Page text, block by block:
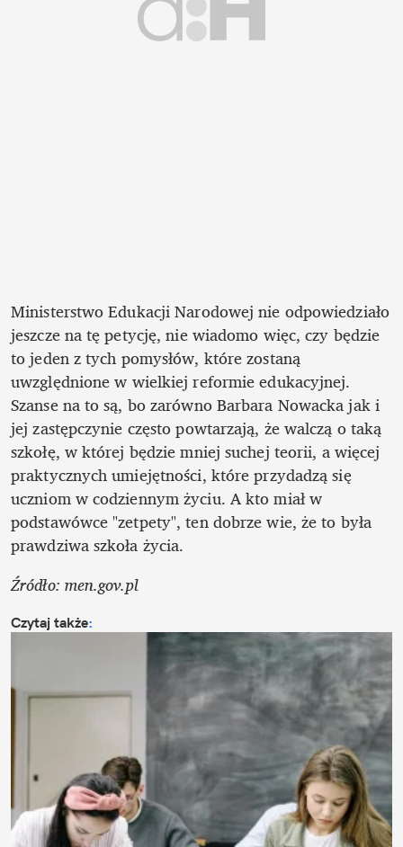
Ministerstwo Edukacji Narodowej nie odpowiedziało
jeszcze na tę petycję, nie wiadomo więc, czy będzie
to jeden z tych pomysłów, które zostaną
uwzględnione w wielkiej reformie edukacyjnej.
Szanse na to są, bo zarówno Barbara Nowacka jak i
jej zastępczynie często powtarzają, że walczą o taką
szkołę, w której będzie mniej suchej teorii, a więcej
praktycznych umiejętności, które przydadzą się
uczniom w codziennym życiu. A kto miał w
podstawówce "zetpety", ten dobrze wie, że to była
prawdziwa szkoła życia.
Źródło: men.gov.pl
Czytaj także: